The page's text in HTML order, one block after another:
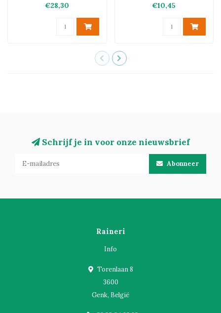
€28,30 €10,45
Schrijf je in voor onze nieuwsbrief
Abonneer
Raineri
Info
Torenlaan 8
3600
Genk, België